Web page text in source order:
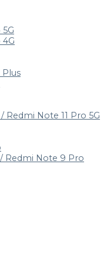
Plus
Redmi Note 11 Pro 5G
Redmi Note 9 Pro